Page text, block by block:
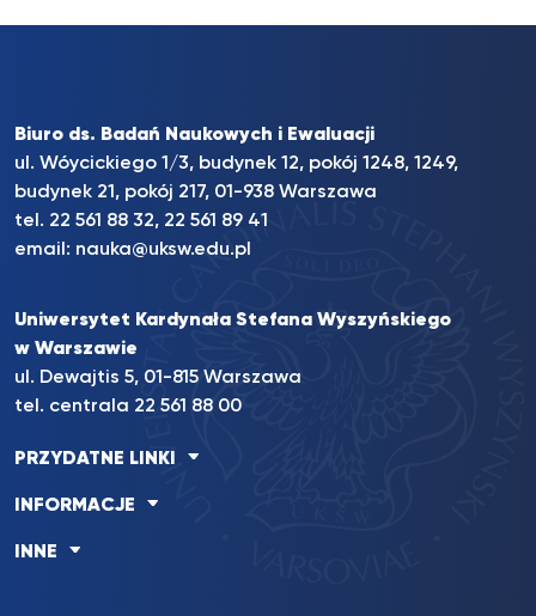
Biuro ds. Badań Naukowych i Ewaluacji
ul. Wóycickiego 1/3, budynek 12, pokój 1248, 1249,
budynek 21, pokój 217, 01-938 Warszawa
tel. 22 561 88 32, 22 561 89 41
email: nauka@uksw.edu.pl
Uniwersytet Kardynała Stefana Wyszyńskiego
w Warszawie
ul. Dewajtis 5, 01-815 Warszawa
tel. centrala 22 561 88 00
PRZYDATNE LINKI
INFORMACJE
INNE